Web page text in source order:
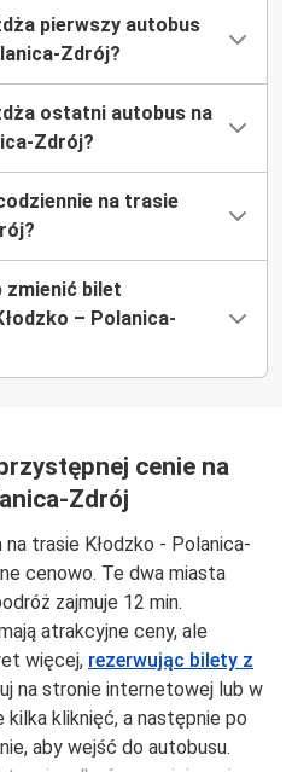
pierwszy autobus
Zdrój?
ostatni autobus na
Zdrój?
na trasie
zmienić bilet
– Polanica-
cenie na
Zdrój
trasie Kłodzko - Polanica-
cenowo. Te dwa miasta
zajmuje 12 min.
atrakcyjne ceny, ale
więcej, rezerwując bilety z
na stronie internetowej lub w
kilka kliknięć, a następnie po
aby wejść do autobusu.